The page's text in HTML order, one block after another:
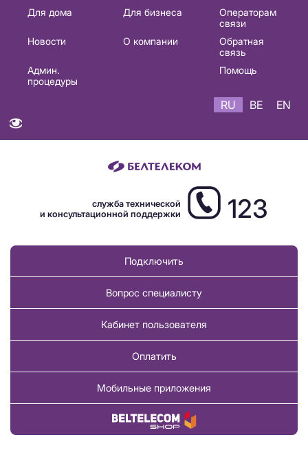
Основная
навигация
Для дома Для бизнеса
Операторам
связи
Новости
О компании
Обратная
связь
Админ.
процедуры
Помощь
RU BE EN
служба технической
и консультационной поддержки
123
Подключить
Вопрос специалисту
Кабинет пользователя
Оплатить
Мобильные приложения
Купить товар